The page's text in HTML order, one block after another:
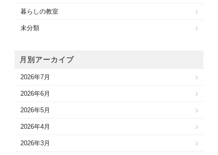
暮らしの教室
未分類
月別アーカイブ
2026年7月
2026年6月
2026年5月
2026年4月
2026年3月